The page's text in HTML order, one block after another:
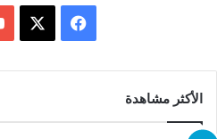
فيسبوك
الأكثر مشاهدة